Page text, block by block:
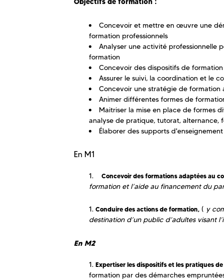
Concevoir et mettre en œuvre une
formation professionnels
Analyser une activité professionnelle
formation
Concevoir des dispositifs de
Assurer le suivi, la coordination et le
Concevoir une stratégie de
Animer différentes formes de
Maitriser la mise en place de formes
analyse de pratique, tutorat, alternance,
Élaborer des supports
En M1
Concevoir des formations adaptées au
formation et l’aide au financement du
Conduire des actions de formation, ( y
destination d’un public d’adultes visant
En M2
Expertiser les dispositifs et les pratiques
formation par des démarches